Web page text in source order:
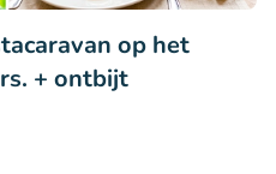
op het
+ ontbijt